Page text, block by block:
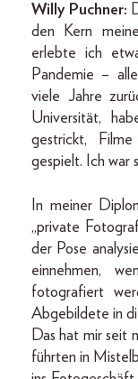
Willy Puchner:
den Kern
erlebte ich
Pandemie –
viele Jahre
Universität,
gestrickt,
gespielt. Ich war
In meiner
„private
der Pose
einnehmen,
fotografiert
Abgebildete in
Das hat mir seit
führten in